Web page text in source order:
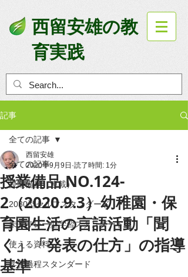
西留安雄の教
育実践
記事
全ての記事
授業備品（連載）
2030型セルフスタンダード
未来リレー型学習スタンダード
使える資料
学習過程スタンダード
全ての記事
授業備品 NO.124-
2（2020.9.3）幼稚園・保
育園生活の言語活動「聞
く」「発表の仕方」の指導
基準
西留安雄
2020年9月9日 読了時間: 1分